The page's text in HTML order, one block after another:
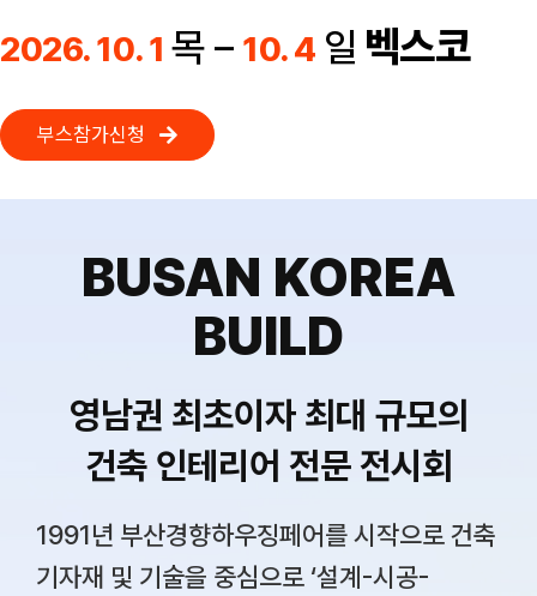
2026. 10. 1 목 – 10. 4 일 벡스코
부스참가신청
BUSAN KOREA
BUILD
영남권 최초이자 최대 규모의
건축 인테리어 전문 전시회
1991년 부산경향하우징페어를 시작으로 건축
기자재 및 기술을 중심으로 ‘설계-시공-